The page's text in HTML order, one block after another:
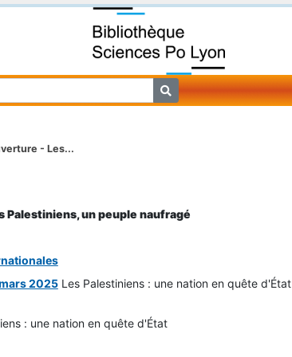
- Les...
Palestiniens, un peuple naufragé
2025 Les Palestiniens : une nation en quête d'État
: une nation en quête d'État